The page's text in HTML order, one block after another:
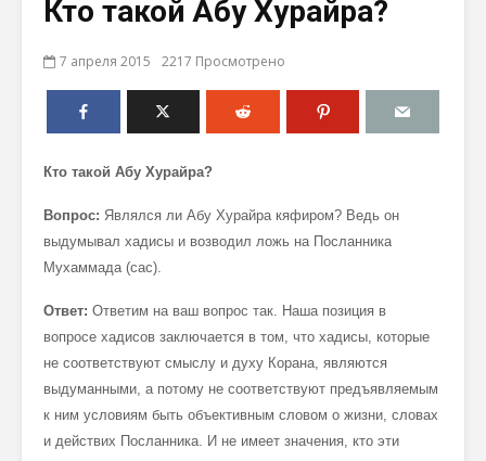
Кто такой Абу Хурайра?
7 апреля 2015 2217 Просмотрено
Кто такой Абу Хурайра?
Вопрос: Являлся ли Абу Хурайра кяфиром? Ведь он
выдумывал хадисы и возводил ложь на Посланника
Мухаммада (сас).
Ответ: Ответим на ваш вопрос так. Наша позиция в
вопросе хадисов заключается в том, что хадисы, которые
не соответствуют смыслу и духу Корана, являются
выдуманными, а потому не соответствуют предъявляемым
к ним условиям быть объективным словом о жизни, словах
и действих Посланника. И не имеет значения, кто эти